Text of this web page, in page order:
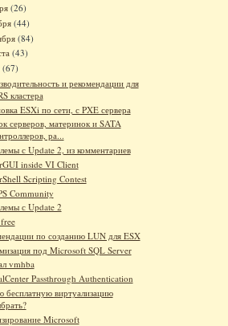
(26)
(44)
(84)
(43)
(67)
и рекомендации для
кластера
ESXi по сети, с PXE сервера
серверов, материнок и SATA
ра...
с Update 2, из комментариев
inside VI Client
Scripting Contest
Community
с Update 2
по созданию LUN для ESX
под Microsoft SQL Server
vmhba
Passthrough Authentication
бесплатную виртуализацию
Microsoft